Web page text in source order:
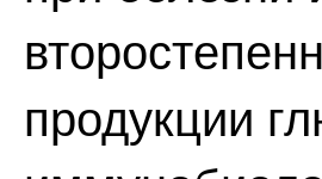
продукции